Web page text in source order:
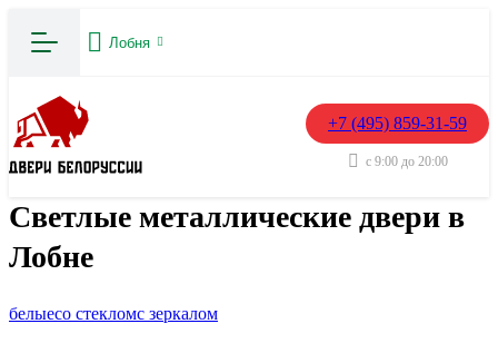
Лобня
+7 (495) 859-31-59
с 9:00 до 20:00
Светлые металлические двери в
Лобне
белыесо стекломс зеркалом